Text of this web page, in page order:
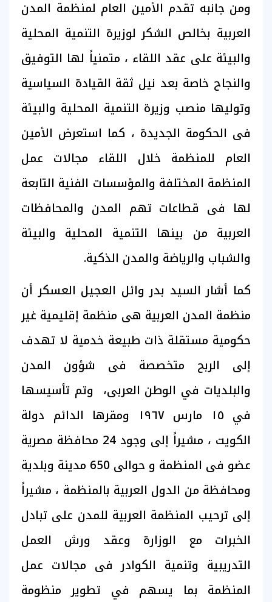
ومن جانبه تقدم الأمين العام لمنظمة المدن
العربية بخالص الشكر لوزيرة التنمية المحلية
والبيئة على عقد اللقاء ، متمنياً لها التوفيق
والنجاح خاصة بعد نيل ثقة القيادة السياسية
وتوليها منصب وزيرة التنمية المحلية والبيئة
فى الحكومة الجديدة ، كما استعرض الأمين
العام للمنظمة خلال اللقاء مجالات عمل
المنظمة المختلفة والمؤسسات الفنية التابعة
لها فى قطاعات تهم المدن والمحافظات
العربية من بينها التنمية المحلية والبيئة
والشباب والرياضة والمدن الذكية.
كما أشار السيد بدر وائل العجيل العسكر أن
منظمة المدن العربية هى منظمة إقليمية غير
حكومية مستقلة ذات طبيعة خدمية لا تهدف
إلى الربح متخصصة فى شؤون المدن
والبلديات في الوطن العربى، وتم تأسيسها
في ١٥ مارس ١٩٦٧ ومقرها الدائم دولة
الكويت ، مشيراً إلى وجود 24 محافظة مصرية
عضو فى المنظمة و حوالى 650 مدينة وبلدية
ومحافظة من الدول العربية بالمنظمة ، مشيراً
إلى ترحيب المنظمة العربية للمدن على تبادل
الخبرات مع الوزارة وعقد ورش العمل
التدريبية وتنمية الكوادر فى مجالات عمل
المنظمة بما يسهم في تطوير منظومة